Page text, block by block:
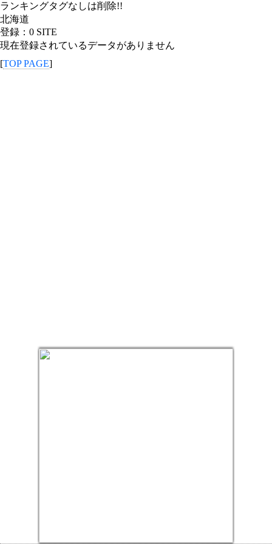
ランキングタグなしは削除!!
北海道
登録：0 SITE
現在登録されているデータがありません
[TOP PAGE]